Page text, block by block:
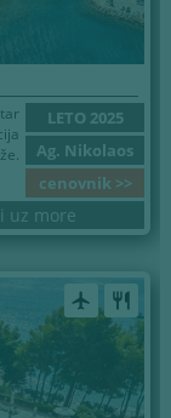
LETO 2025
Ag. Nikolaos
cenovnik >>
uz more
airplanemode_active restaurant